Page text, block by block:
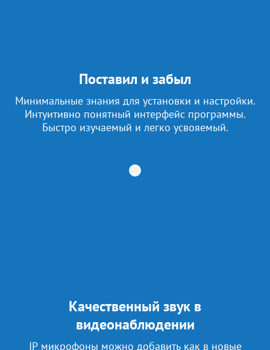
Поставил и забыл
Минимальные знания для установки и настройки.
Интуитивно понятный интерфейс программы.
Быстро изучаемый и легко усвояемый.
Качественный звук в
видеонаблюдении
IP микрофоны можно добавить как в новые